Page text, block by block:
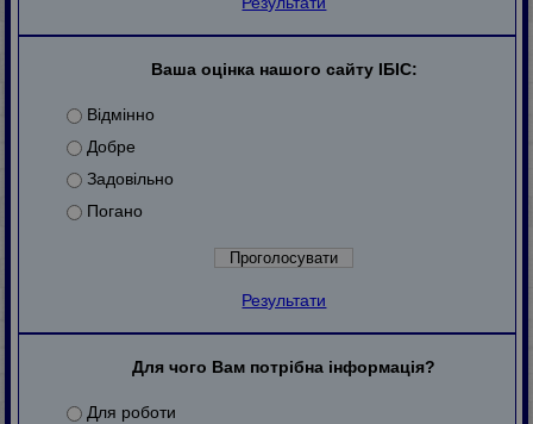
Ваша оцінка нашого сайту ІБІС:
Відмінно
Добре
Задовільно
Погано
Результати
Для чого Вам потрібна інформація?
Для роботи